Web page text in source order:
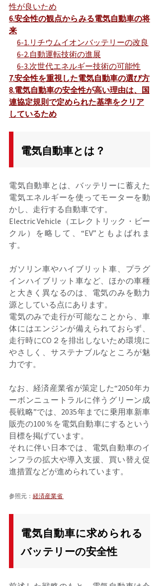
性が良いため
6.安全性の観点からみる電気自動車の将
来
6-1.リチウムイオンバッテリーの改良
6-2.自動運転技術の進展
6-3.次世代エネルギー技術の可能性
7.安全性を重視した電気自動車の選び方
8.電気自動車の安全性が高い理由は、国
連協定規則で定められた基準をクリア
しているため
電気自動車とは？
電気自動車とは、バッテリーに蓄えた
電気エネルギーを使ってモーターを動
かし、走行する自動車です。
Electric Vehicle（エレクトリック・ビー
クル）を略して、“EV”ともよばれま
す。
ガソリン車やハイブリット車、プラグ
インハイブリット車など、ほかの車種
と大きく異なるのは、電気のみを動力
源としている点にあります。
電気のみで走行が可能なことから、車
体にはエンジンが備えられておらず、
走行時にCO２を排出しないため環境に
やさしく、サステナブルなところが魅
力です。
なお、経済産業省が策定した“2050年カ
ーボンニュートラルに伴うグリーン成
長戦略”では、2035年までに乗用車新車
販売の100％を電気自動車にするという
目標を掲げています。
それに伴い日本では、電気自動車のイ
ンフラの拡大や導入支援、買い替え促
進措置などが進められています。
参照元： 経済産業省
電気自動車に求められる
バッテリーの安全性